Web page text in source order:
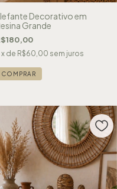
Decorativo em
Grande
x de R$60,00 sem juros